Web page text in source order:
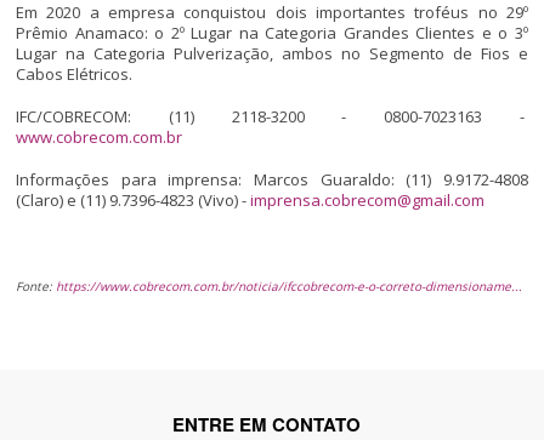
Em 2020 a empresa conquistou dois importantes troféus no 29º
Prêmio Anamaco: o 2º Lugar na Categoria Grandes Clientes e o 3º
Lugar na Categoria Pulverização, ambos no Segmento de Fios e
Cabos Elétricos.
IFC/COBRECOM: (11) 2118-3200 - 0800-7023163 -
www.cobrecom.com.br
Informações para imprensa: Marcos Guaraldo: (11) 9.9172-4808
(Claro) e (11) 9.7396-4823 (Vivo) -imprensa.cobrecom@gmail.com
Fonte: https://www.cobrecom.com.br/noticia/ifccobrecom-e-o-correto-dimensioname...
ENTRE EM CONTATO